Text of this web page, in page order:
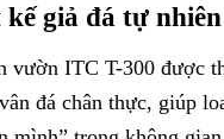
kế giả đá tự nhiên
vườn ITC T-300 được
đá chân thực, giúp